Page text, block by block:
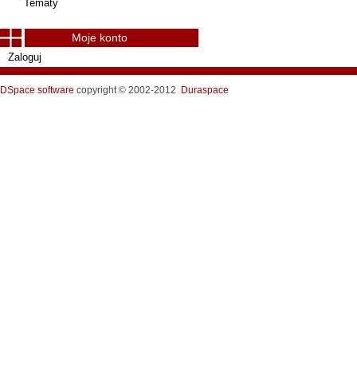
Tematy
Moje konto
Zaloguj
DSpace software copyright © 2002-2012 Duraspace